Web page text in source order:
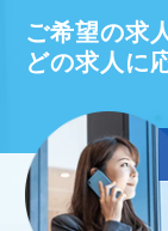
ご希望の求
どの求人に